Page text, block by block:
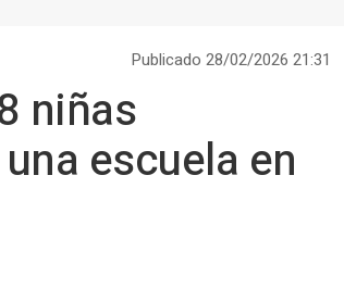
Publicado 28/02/2026 21:31
niñas
escuela en